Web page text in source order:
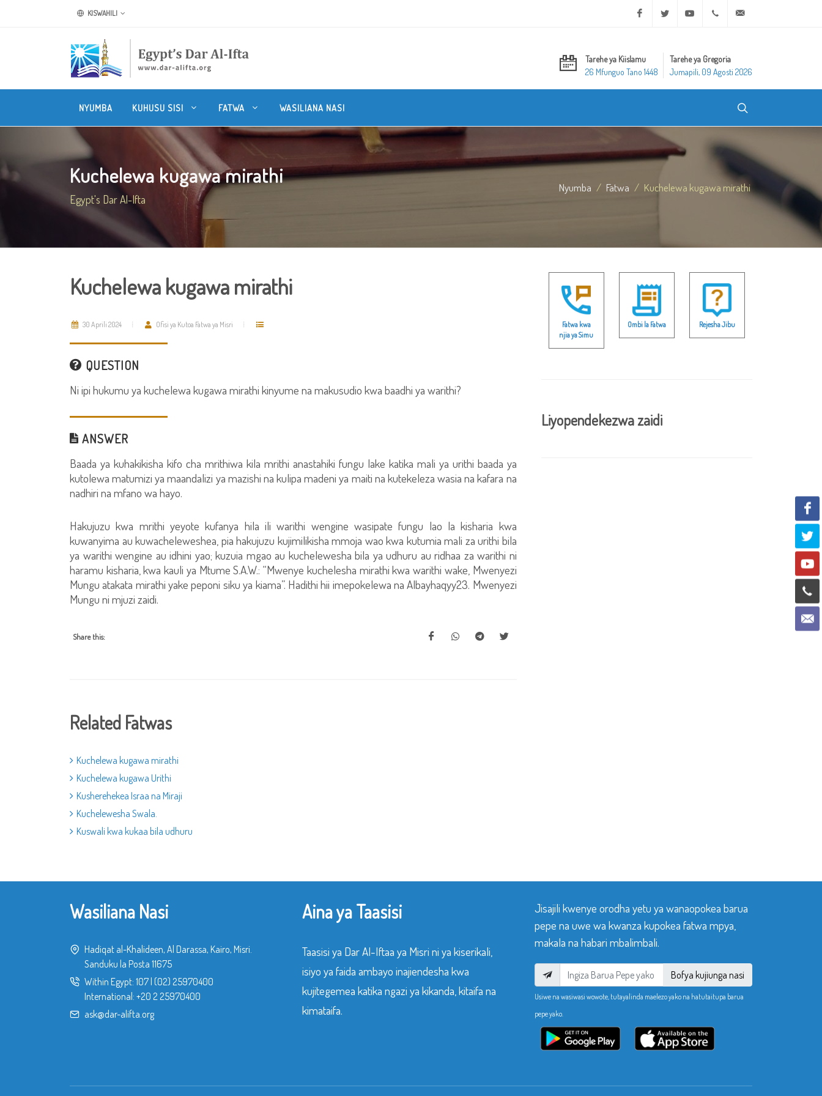
KISWAHILI Facebook Twitter Youtube +20 2 25970400
Tarehe ya Kiislamu
26 Mfunguo Tano 1448
Tarehe ya Gregoria
Jumapili, 09 Agosti 2026
NYUMBA KUHUSU SISI FATWA WASILIANA NASI
Kuchelewa kugawa mirathi
Egypt's Dar Al-Ifta
Nyumba Fatwa Kuchelewa kugawa mirathi
Kuchelewa kugawa mirathi
30 Aprili 2024 Ofisi ya Kutoa Fatwa ya Misri
QUESTION
Ni ipi hukumu ya kuchelewa kugawa mirathi kinyume na makusudio kwa baadhi ya warithi?
ANSWER
Baada ya kuhakikisha kifo cha mrithiwa kila mrithi anastahiki fungu lake katika mali ya urithi baada ya
kutolewa matumizi ya maandalizi ya mazishi na kulipa madeni ya maiti na kutekeleza wasia na kafara na
nadhiri na mfano wa hayo.
Hakujuzu kwa mrithi yeyote kufanya hila ili warithi wengine wasipate fungu lao la kisharia kwa
kuwanyima au kuwacheleweshea, pia hakujuzu kujimilikisha mmoja wao kwa kutumia mali za urithi bila
ya warithi wengine au idhini yao; kuzuia mgao au kuchelewesha bila ya udhuru au ridhaa za warithi ni
haramu kisharia, kwa kauli ya Mtume S.A.W.: “Mwenye kuchelesha mirathi kwa warithi wake, Mwenyezi
Mungu atakata mirathi yake peponi siku ya kiama”. Hadithi hii imepokelewa na Albayhaqyy23. Mwenyezi
Mungu ni mjuzi zaidi.
Share this:
Related Fatwas
Kuchelewa kugawa mirathi
Kuchelewa kugawa Urithi
Kusherehekea Israa na Miraji
Kuchelewesha Swala.
Kuswali kwa kukaa bila udhuru
Fatwa kwa
njia ya Simu
Ombi la Fatwa Rejesha Jibu
Liyopendekezwa zaidi
Wasiliana Nasi
Hadiqat al-Khalideen, Al Darassa, Kairo, Misri.
Sanduku la Posta 11675
Within Egypt: 107 (02) 25970400
International: +20 2 25970400
ask@dar-alifta.org
Aina ya Taasisi
Taasisi ya Dar Al-Iftaa ya Misri ni ya kiserikali,
isiyo ya faida ambayo inajiendesha kwa
kujitegemea katika ngazi ya kikanda, kitaifa na
kimataifa.
Jisajili kwenye orodha yetu ya wanaopokea barua
pepe na uwe wa kwanza kupokea fatwa mpya,
makala na habari mbalimbali.
Bofya kujiunga nasi
Usiwe na wasiwasi wowote, tutayalinda maelezo yako na hatutaitupa barua
pepe yako.